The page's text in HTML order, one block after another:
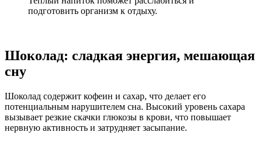
подготовить организм к отдыху.
Шоколад: сладкая энергия, мешающая
сну
Шоколад содержит кофеин и сахар, что делает его
потенциальным нарушителем сна. Высокий уровень сахара
вызывает резкие скачки глюкозы в крови, что повышает
нервную активность и затрудняет засыпание.